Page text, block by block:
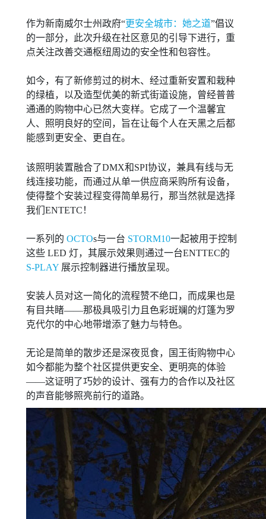
作为新南威尔士州政府“更安全城市：她之道”倡议
的一部分，此次升级在社区意见的引导下进行，重
点关注改善交通枢纽周边的安全性和包容性。
如今，有了新修剪过的树木、经过重新安置和栽种
的绿植，以及造型优美的新式街道设施，曾经普普
通通的购物中心已然大变样。它成了一个温馨宜
人、照明良好的空间，旨在让每个人在天黑之后都
能感到更安全、更自在。
该照明装置融合了DMX和SPI协议，兼具有线与无
线连接功能，而通过从单一供应商采购所有设备，
使得整个安装过程变得简单易行，那当然就是选择
我们ENTETC！
一系列的 OCTOs与一台 STORM10一起被用于控制
这些 LED 灯，其展示效果则通过一台ENTTEC的
S-PLAY 展示控制器进行播放呈现。
安装人员对这一简化的流程赞不绝口，而成果也是
有目共睹——那极具吸引力且色彩斑斓的灯篷为罗
克代尔的中心地带增添了魅力与特色。
无论是简单的散步还是深夜觅食，国王街购物中心
如今都能为整个社区提供更安全、更明亮的体验
——这证明了巧妙的设计、强有力的合作以及社区
的声音能够照亮前行的道路。